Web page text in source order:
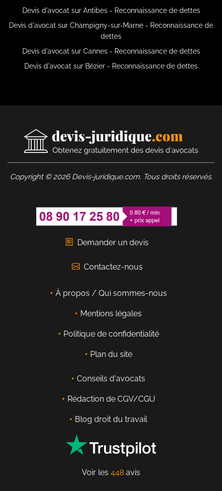
Devis d'avocat sur Antibes - Reconnaissance de dettes
Devis d'avocat sur Champigny-sur-Marne - Reconnaissance de
dettes
Devis d'avocat sur Cannes - Reconnaissance de dettes
Devis d'avocat sur Bézier - Reconnaissance de dettes
Copyright © 2026 Devis-juridique.com. Tous droits réservés.
Demander un devis
Contactez-nous
À propos / Qui sommes-nous
Mentions légales
Politique de confidentialité
Plan du site
Conseils d'avocats
Rédaction de CGV/CGU
Blog droit du travail
Voir les 448 avis